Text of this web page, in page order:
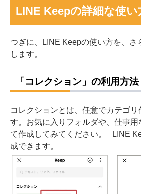
LINE Keepの詳細な使い
つぎに、LINE Keepの使い方を、さ
します。
「コレクション」の利用方法
コレクションとは、任意でカテゴ
す。お気に入りフォルダや、仕事
て作成してみてください。
LINE
成できます。